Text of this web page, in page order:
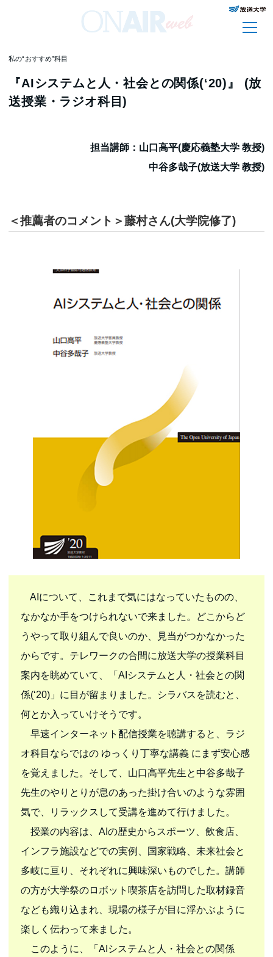
私の“おすすめ”科目
『AIシステムと人・社会との関係(‘20)』 (放
送授業・ラジオ科目)
担当講師： 山口高平(慶応義塾大学 教授)
中谷多哉子(放送大学 教授)
＜推薦者のコメント＞藤村さん(大学院修了)
AIについて、これまで気にはなっていたものの、
なかなか手をつけられないで来ました。どこからど
うやって取り組んで良いのか、見当がつかなかった
からです。テレワークの合間に放送大学の授業科目
案内を眺めていて、「AIシステムと人・社会との関
係(‘20)」に目が留まりました。シラバスを読むと、
何とか入っていけそうです。
早速インターネット配信授業を聴講すると、ラジ
オ科目ならではの ゆっくり丁寧な講義 にまず安心感
を覚えました。そして、山口高平先生と中谷多哉子
先生のやりとりが息のあった掛け合いのような雰囲
気で、リラックスして受講を進めて行けました。
授業の内容は、AIの歴史からスポーツ、飲食店、
インフラ施設などでの実例、国家戦略、未来社会と
多岐に亘り、それぞれに興味深いものでした。講師
の方が大学祭のロボット喫茶店を訪問した取材録音
なども織り込まれ、現場の様子が目に浮かぶように
楽しく伝わって来ました。
このように、「AIシステムと人・社会との関係